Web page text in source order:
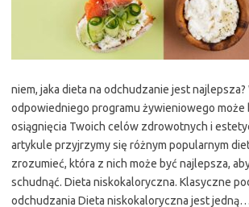
niem, jaka dieta na odchudzanie jest najlepsza?
odpowiedniego programu żywieniowego może
osiągnięcia Twoich celów zdrowotnych i
artykule przyjrzymy się różnym popularnym
zrozumieć, która z nich może być najlepsza,
schudnąć. Dieta niskokaloryczna. Klasyczne
odchudzania Dieta niskokaloryczna jest jedną…